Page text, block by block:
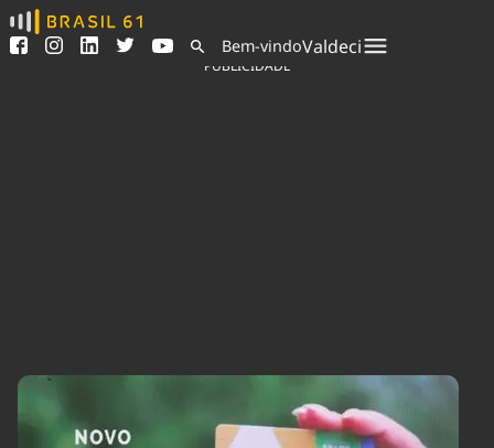
Ver todas as notícias
Podcasts
Indicadores
Meio Ambiente
Podcast
Bem-vindoValdeci
PUBLICIDADE